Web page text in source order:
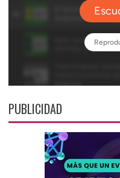
PUBLICIDAD